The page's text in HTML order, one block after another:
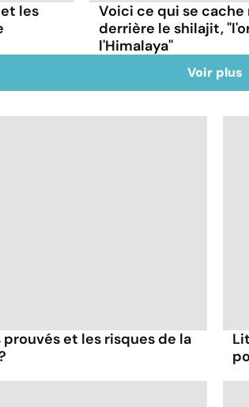
les
Voici ce qui se
derrière le shilajit,
l'Himalaya"
Voir plus
et les risques de la